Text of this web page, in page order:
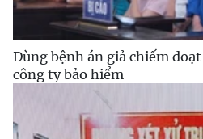
Dùng bệnh án giả chiếm
công ty bảo hiểm